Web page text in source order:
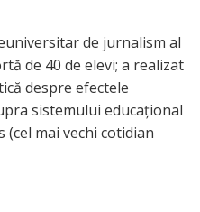
de jurnalism al
de 40 de elevi; a realizat
despre efectele
sistemului educațional
(cel mai vechi cotidian